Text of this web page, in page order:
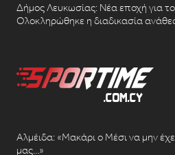
Δήμος Λευκωσίας: Νέα εποχή για
Ολοκληρώθηκε η διαδικασία
Αλμέιδα: «Μακάρι ο Μέσι να μην
μας…»